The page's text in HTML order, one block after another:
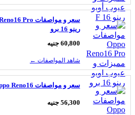
رينو 16 برو
60,800 جنيه
شاهد المواصفات ←
سعر و مواصفات Oppo Reno16 مميزات و عيوب اوبو رينو 16
56,300 جنيه